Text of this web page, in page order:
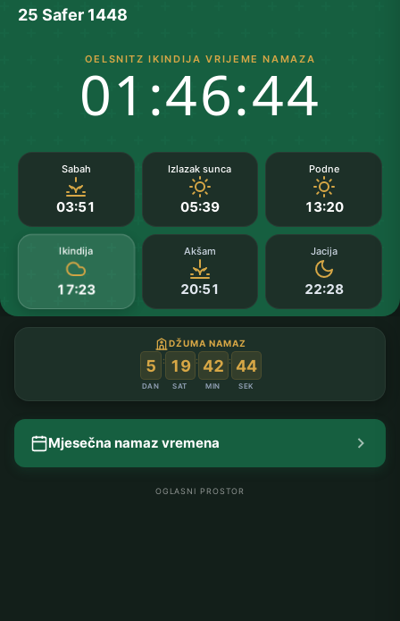
25 Safer 1448
OELSNITZ IKINDIJA VRIJEME NAMAZA
01:46:43
Sabah
03:51
Izlazak sunca
05:39
Podne
13:20
Ikindija
17:23
Akšam
20:51
Jacija
22:28
DŽUMA NAMAZ
5
DAN
: 19
SAT
: 42
MIN
: 43
SEK
Mjesečna namaz vremena
OGLASNI PROSTOR